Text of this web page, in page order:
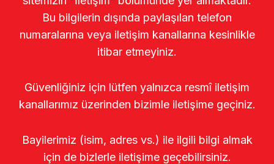
Bu bilgilerin dışında paylaşılan telefon
numaralarına veya iletişim kanallarına kesinlikle
itibar etmeyiniz.
Güvenliğiniz için lütfen yalnızca resmî iletişim
kanallarımız üzerinden bizimle iletişime geçiniz.
Bayilerimiz (isim, adres vs.) ile ilgili bilgi almak
için de bizlerle iletişime geçebilirsiniz.